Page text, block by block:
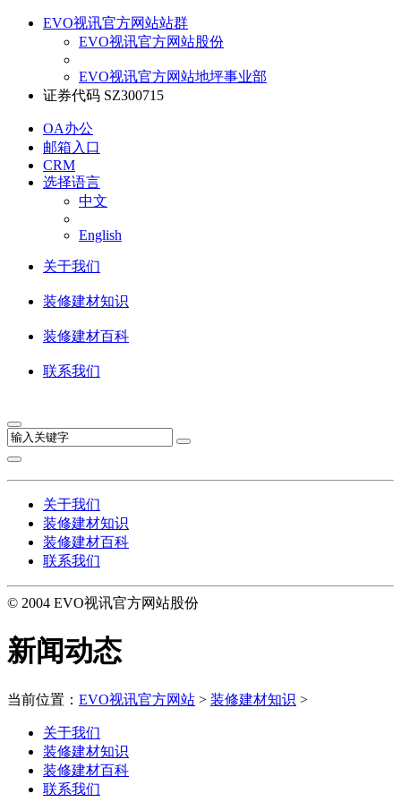
EVO视讯官方网站站群
EVO视讯官方网站股份
EVO视讯官方网站地坪事业部
证券代码 SZ300715
OA办公
邮箱入口
CRM
选择语言
中文
English
关于我们
装修建材知识
装修建材百科
联系我们
关于我们
装修建材知识
装修建材百科
联系我们
© 2004 EVO视讯官方网站股份
新闻动态
当前位置： EVO视讯官方网站 > 装修建材知识 >
关于我们
装修建材知识
装修建材百科
联系我们